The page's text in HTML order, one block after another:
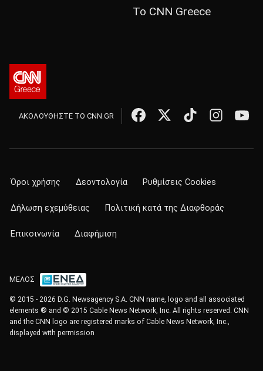
Το CNN Greece
ΑΚΟΛΟΥΘΗΣΤΕ ΤΟ CNN.GR
Όροι χρήσης Δεοντολογία Ρυθμίσεις Cookies
Δήλωση εχεμύθειας Πολιτική κατά της Διαφθοράς
Επικοινωνία Διαφήμιση
ΜΕΛΟΣ
© 2015 - 2026 D.G. Newsagency S.A. CNN name, logo and all associated
elements ® and © 2015 Cable News Network, Inc. All rights reserved. CNN
and the CNN logo are registered marks of Cable News Network, Inc.,
displayed with permission